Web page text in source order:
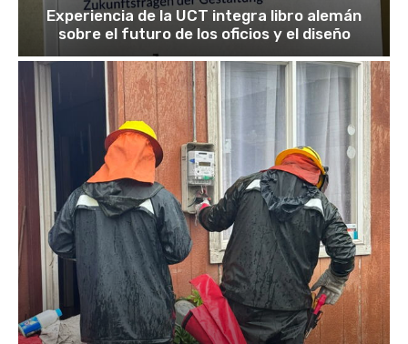
Experiencia de la UCT integra libro alemán
sobre el futuro de los oficios y el diseño